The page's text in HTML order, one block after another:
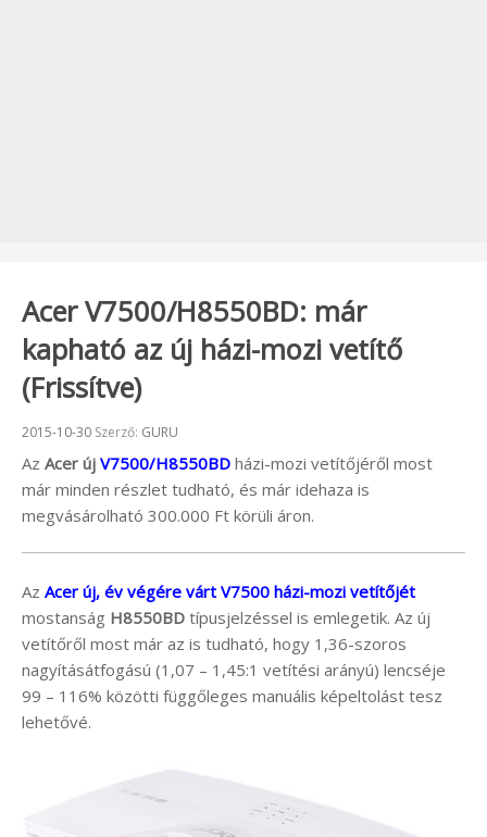
Acer V7500/H8550BD: már
kapható az új házi-mozi vetítő
(Frissítve)
Beküldve:
2015-10-30 Szerző: GURU
Az Acer új V7500/H8550BD házi-mozi vetítőjéről most
már minden részlet tudható, és már idehaza is
megvásárolható 300.000 Ft körüli áron.
Az Acer új, év végére várt V7500 házi-mozi vetítőjét
mostanság H8550BD típusjelzéssel is emlegetik. Az új
vetítőről most már az is tudható, hogy 1,36-szoros
nagyításátfogású (1,07 – 1,45:1 vetítési arányú) lencséje
99 – 116% közötti függőleges manuális képeltolást tesz
lehetővé.